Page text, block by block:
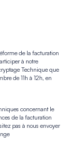
de la facturation
à notre
Technique que
de 11h à 12h, en
concernant le
de la facturation
pas à nous envoyer